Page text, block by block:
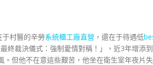
村醫的辛勞系統櫃工廠直營 ，還在于待遇低
終裁決儀式：強制愛情對稱！」，近3年增添
。但他不在意這些艱苦，他坐在衛生室年夜片